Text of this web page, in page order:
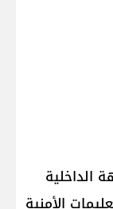
الداخلية
الأمنية